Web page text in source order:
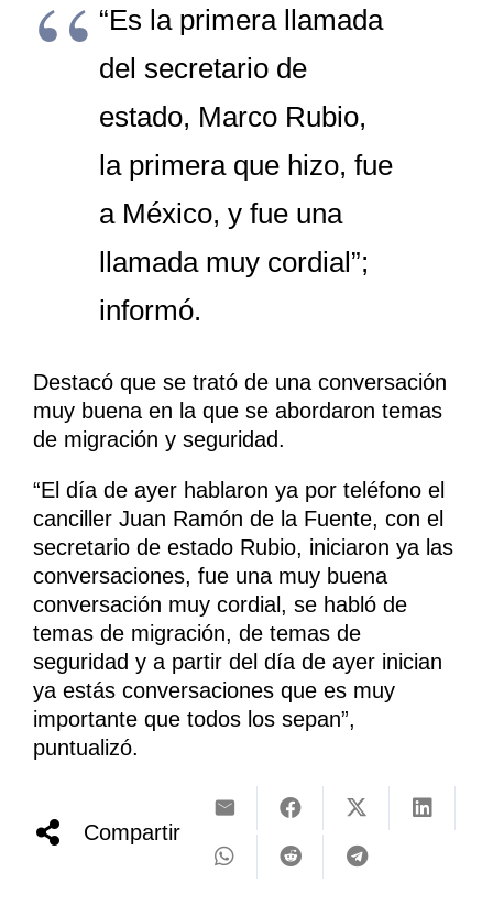
“Es la primera llamada
del secretario de
estado, Marco Rubio,
la primera que hizo, fue
a México, y fue una
llamada muy cordial”;
informó.
Destacó que se trató de una conversación
muy buena en la que se abordaron temas
de migración y seguridad.
“El día de ayer hablaron ya por teléfono el
canciller Juan Ramón de la Fuente, con el
secretario de estado Rubio, iniciaron ya las
conversaciones, fue una muy buena
conversación muy cordial, se habló de
temas de migración, de temas de
seguridad y a partir del día de ayer inician
ya estás conversaciones que es muy
importante que todos los sepan”,
puntualizó.
Compartir